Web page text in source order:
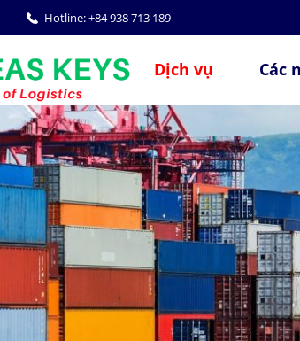
Hotline:+84 938 713 189
Dịch vụ Các